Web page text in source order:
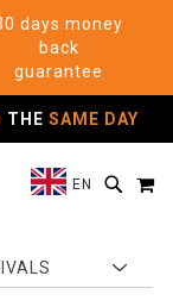
days money
back
guarantee
THE SAME DAY
EN